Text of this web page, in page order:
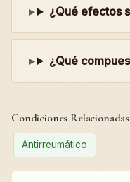
¿Qué efectos
¿Qué
Condiciones Relacionadas
Antirreumático